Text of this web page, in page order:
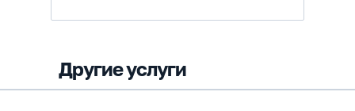
Другие услуги